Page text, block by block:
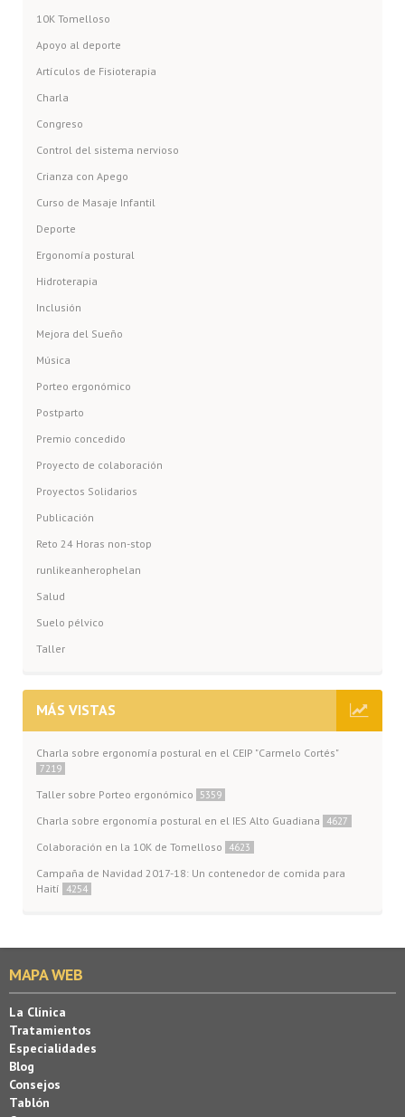
10K Tomelloso
Apoyo al deporte
Artículos de Fisioterapia
Charla
Congreso
Control del sistema nervioso
Crianza con Apego
Curso de Masaje Infantil
Deporte
Ergonomía postural
Hidroterapia
Inclusión
Mejora del Sueño
Música
Porteo ergonómico
Postparto
Premio concedido
Proyecto de colaboración
Proyectos Solidarios
Publicación
Reto 24 Horas non-stop
runlikeanherophelan
Salud
Suelo pélvico
Taller
MÁS VISTAS
Charla sobre ergonomía postural en el CEIP "Carmelo Cortés"
7219
Taller sobre Porteo ergonómico 5359
Charla sobre ergonomía postural en el IES Alto Guadiana 4627
Colaboración en la 10K de Tomelloso 4623
Campaña de Navidad 2017-18: Un contenedor de comida para
Haití
4254
MAPA WEB
La Clínica
Tratamientos
Especialidades
Blog
Consejos
Tablón